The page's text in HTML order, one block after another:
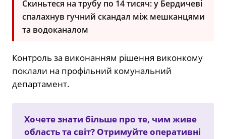
Скиньтеся на трубу по 14 тисяч: у Бердичеві
спалахнув гучний скандал між мешканцями
та водоканалом
Контроль за виконанням рішення виконкому
поклали на профільний комунальний
департамент.
Хочете знати більше про те, чим живе
область та світ? Отримуйте оперативні